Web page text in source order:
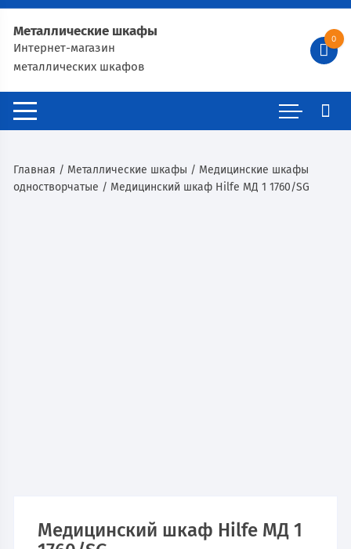
Металлические шкафы
Интернет-магазин
металлических шкафов
0
Главная / Металлические шкафы / Медицинские шкафы
одностворчатые / Медицинский шкаф Hilfe МД 1 1760/SG
Медицинский шкаф Hilfe МД 1